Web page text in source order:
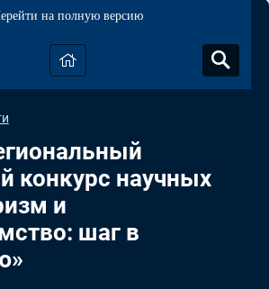
на полную версию
конкурс научных
и
шаг в